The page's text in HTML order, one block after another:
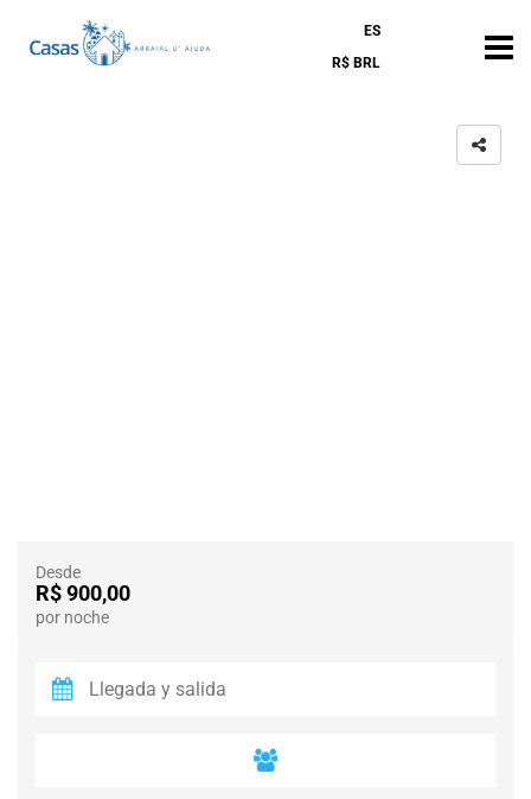
ES
R$ BRL
Desde
R$ 900,00
por noche